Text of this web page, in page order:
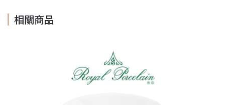
相關商品